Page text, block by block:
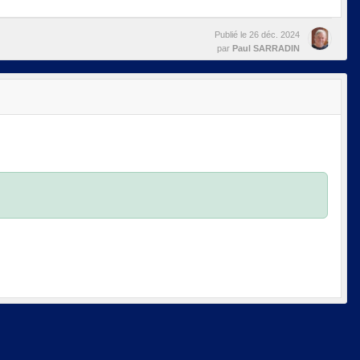
Publié le 26 déc. 2024
par Paul SARRADIN